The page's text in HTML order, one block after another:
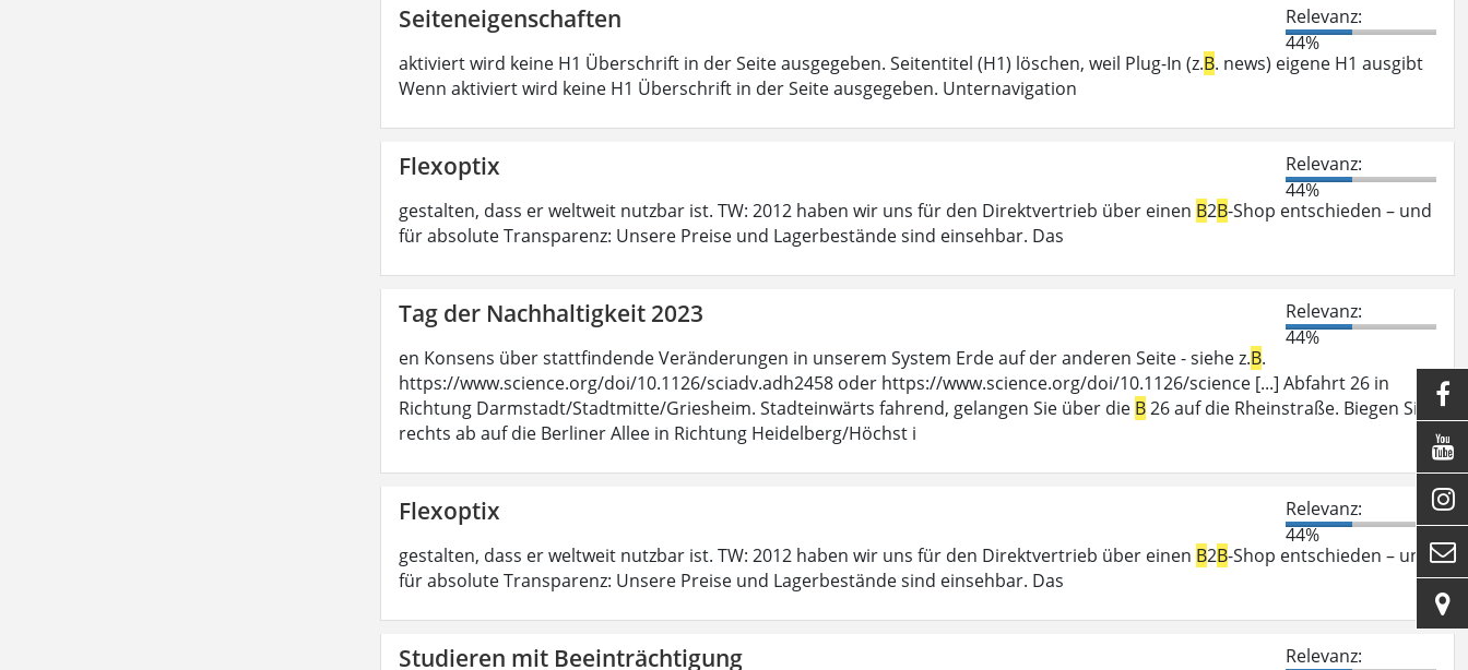
Seiteneigenschaften
Relevanz:
44%
aktiviert wird keine H1 Überschrift in der Seite ausgegeben. Seitentitel (H1) löschen, weil Plug-In (z.B. news) eigene H1 ausgibt
Wenn aktiviert wird keine H1 Überschrift in der Seite ausgegeben. Unternavigation
Flexoptix
Relevanz:
44%
gestalten, dass er weltweit nutzbar ist. TW: 2012 haben wir uns für den Direktvertrieb über einen B2B-Shop entschieden – und
für absolute Transparenz: Unsere Preise und Lagerbestände sind einsehbar. Das
Tag der Nachhaltigkeit 2023
Relevanz:
44%
en Konsens über stattfindende Veränderungen in unserem System Erde auf der anderen Seite - siehe z.B.
https://www.science.org/doi/10.1126/sciadv.adh2458 oder https://www.science.org/doi/10.1126/science [...] Abfahrt 26 in
Richtung Darmstadt/Stadtmitte/Griesheim. Stadteinwärts fahrend, gelangen Sie über die B26 auf die Rheinstraße. Biegen Sie
rechts ab auf die Berliner Allee in Richtung Heidelberg/Höchst i
Flexoptix
Relevanz:
44%
gestalten, dass er weltweit nutzbar ist. TW: 2012 haben wir uns für den Direktvertrieb über einen B2B-Shop entschieden – und
für absolute Transparenz: Unsere Preise und Lagerbestände sind einsehbar. Das
Studieren mit Beeinträchtigung
Relevanz:




